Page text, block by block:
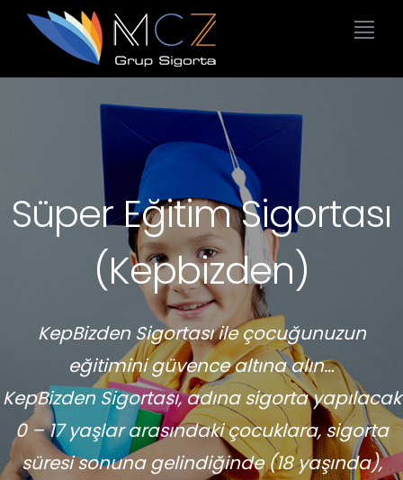
Süper Eğitim Sigortası
(Kepbizden)
KepBizden Sigortası ile çocuğunuzun
eğitimini güvence altına alın…
KepBizden Sigortası, adına sigorta yapılacak
0 – 17 yaşlar arasındaki çocuklara, sigorta
süresi sonuna gelindiğinde (18 yaşında),